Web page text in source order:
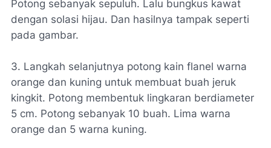
Potong sebanyak sepuluh. Lalu bungkus kawat
dengan solasi hijau. Dan hasilnya tampak seperti
pada gambar.
3. Langkah selanjutnya potong kain flanel warna
orange dan kuning untuk membuat buah jeruk
kingkit. Potong membentuk lingkaran berdiameter
5 cm. Potong sebanyak 10 buah. Lima warna
orange dan 5 warna kuning.